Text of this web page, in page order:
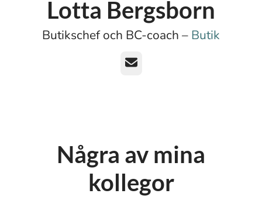
Lotta Bergsborn
Butikschef och BC-coach – Butik
E-post
Några av mina
kollegor